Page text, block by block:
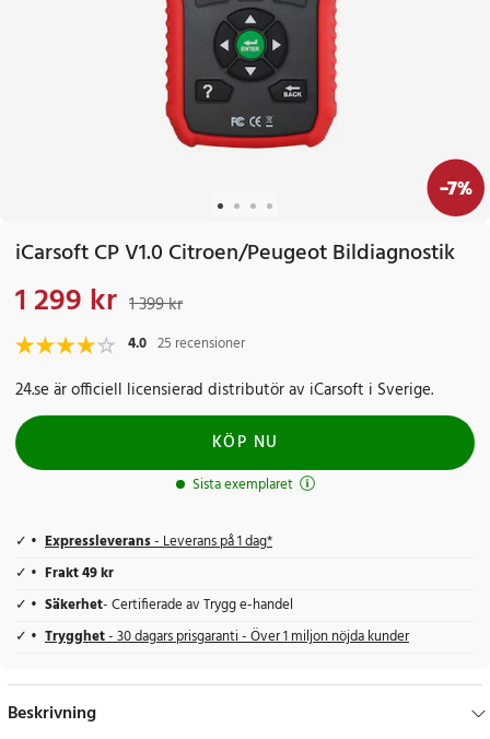
-7%
iCarsoft CP V1.0 Citroen/Peugeot Bildiagnostik
Nuvarande pris
1 299 kr 1 399 kr
4.0 25 recensioner
24.se är officiell licensierad distributör av iCarsoft i Sverige.
KÖP NU
Sista exemplaret
Expressleverans- Leverans på 1 dag*
Frakt 49 kr
Säkerhet- Certifierade av Trygg e-handel
Trygghet- 30 dagars prisgaranti - Över 1 miljon nöjda kunder
Beskrivning